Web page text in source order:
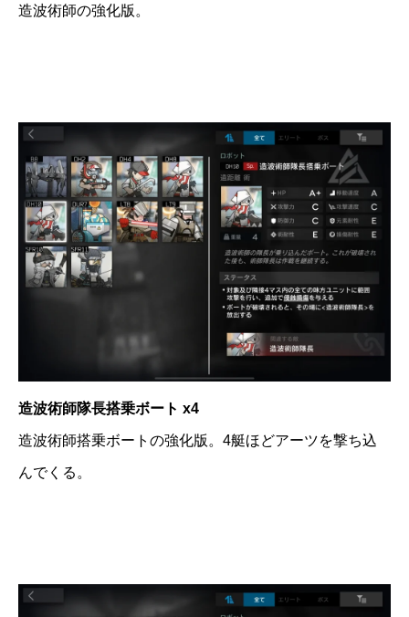
造波術師の強化版。
造波術師隊長搭乗ボート x4
造波術師搭乗ボートの強化版。4艇ほどアーツを撃ち込
んでくる。